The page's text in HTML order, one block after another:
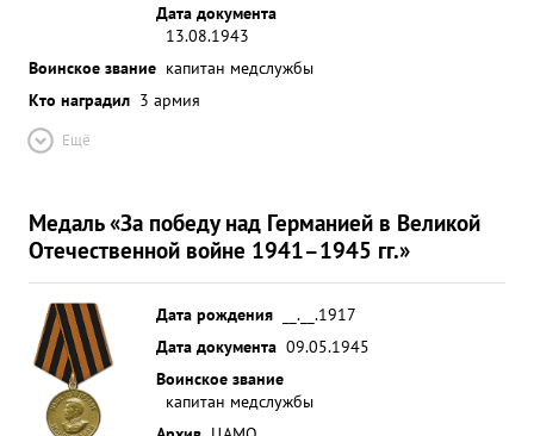
Дата документа
13.08.1943
Воинское звание капитан медслужбы
Кто наградил 3 армия
Ещё
Медаль «За победу над Германией в Великой
Отечественной войне 1941–1945 гг.»
Дата рождения
__.__.1917
Дата документа 09.05.1945
Воинское звание
капитан медслужбы